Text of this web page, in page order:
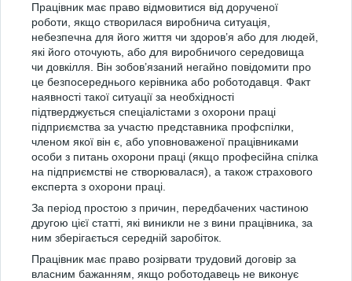
Працівник має право відмовитися від дорученої
роботи, якщо створилася виробнича ситуація,
небезпечна для його життя чи здоров’я або для людей,
які його оточують, або для виробничого середовища
чи довкілля. Він зобов’язаний негайно повідомити про
це безпосереднього керівника або роботодавця. Факт
наявності такої ситуації за необхідності
підтверджується спеціалістами з охорони праці
підприємства за участю представника профспілки,
членом якої він є, або уповноваженої працівниками
особи з питань охорони праці (якщо професійна спілка
на підприємстві не створювалася), а також страхового
експерта з охорони праці.
За період простою з причин, передбачених частиною
другою цієї статті, які виникли не з вини працівника, за
ним зберігається середній заробіток.
Працівник має право розірвати трудовий договір за
власним бажанням, якщо роботодавець не виконує